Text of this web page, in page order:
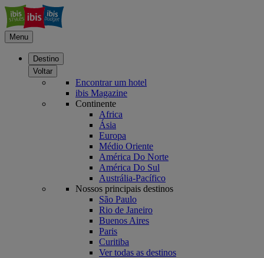
Menu
Destino
Voltar
Encontrar um hotel
ibis Magazine
Continente
Africa
Ásia
Europa
Médio Oriente
América Do Norte
América Do Sul
Austrália-Pacífico
Nossos principais destinos
São Paulo
Rio de Janeiro
Buenos Aires
Paris
Curitiba
Ver todas as destinos